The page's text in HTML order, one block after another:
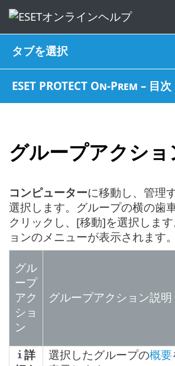
タブを選択
ESET PROTECT On-Prem – 目次
グループアクショ
コンピューターに移動し、管理
選択します。グループの横の歯
クリックし、[移動]を選択しま
ョンのメニューが表示されます。
グル
ープ
アク
ショ
ン
グループアクション説明
詳
選択したグループの概要